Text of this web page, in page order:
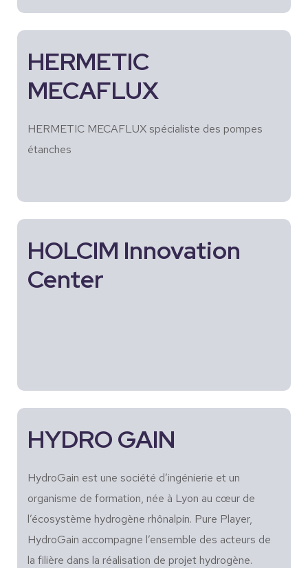
HERMETIC
MECAFLUX
HERMETIC MECAFLUX spécialiste des pompes
étanches
HOLCIM Innovation
Center
HYDRO GAIN
HydroGain est une société d’ingénierie et un
organisme de formation, née à Lyon au cœur de
l’écosystème hydrogène rhônalpin. Pure Player,
HydroGain accompagne l’ensemble des acteurs de
la filière dans la réalisation de projet hydrogène.